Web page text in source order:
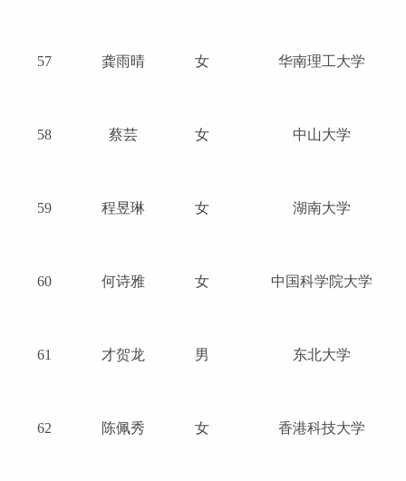
57 龚雨晴 女 华南理工大学
58 蔡芸 女 中山大学
59 程昱琳 女 湖南大学
60 何诗雅 女 中国科学院大学
61 才贺龙 男 东北大学
62 陈佩秀 女 香港科技大学